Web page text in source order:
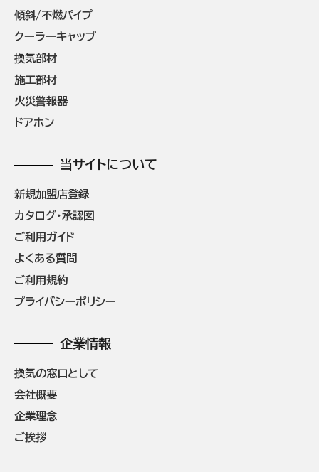
傾斜/不燃パイプ
クーラーキャップ
換気部材
施工部材
火災警報器
ドアホン
当サイトについて
新規加盟店登録
カタログ・承認図
ご利用ガイド
よくある質問
ご利用規約
プライバシーポリシー
企業情報
換気の窓口として
会社概要
企業理念
ご挨拶